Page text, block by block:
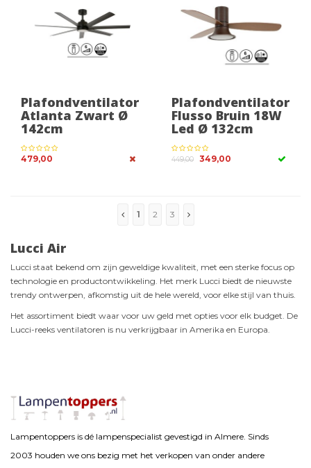
Plafondventilator
Atlanta Zwart Ø
142cm
479,00
Plafondventilator
Flusso Bruin 18W
Led Ø 132cm
449,00 349,00
1 2 3
Lucci Air
Lucci staat bekend om zijn geweldige kwaliteit, met een sterke focus op
technologie en productontwikkeling. Het merk Lucci biedt de nieuwste
trendy ontwerpen, afkomstig uit de hele wereld, voor elke stijl van thuis.
Het assortiment biedt waar voor uw geld met opties voor elk budget. De
Lucci-reeks ventilatoren is nu verkrijgbaar in Amerika en Europa.
Lampentoppers is dé lampenspecialist gevestigd in Almere. Sinds
2003 houden we ons bezig met het verkopen van onder andere